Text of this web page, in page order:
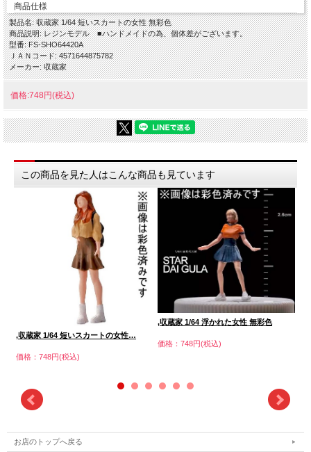
商品仕様
製品名: 収蔵家 1/64 短いスカートの女性 無彩色
商品説明: レジンモデル ■ハンドメイドの為、個体差がございます。
型番: FS-SHO64420A
ＪＡＮコード: 4571644875782
メーカー: 収蔵家
価格:748円(税込)
この商品を見た人はこんな商品も見ています
,収蔵家 1/64 短いスカートの女性…
価格：748円(税込)
,収蔵家 1/64 浮かれた女性 無彩色
価格：748円(税込)
お店のトップへ戻る